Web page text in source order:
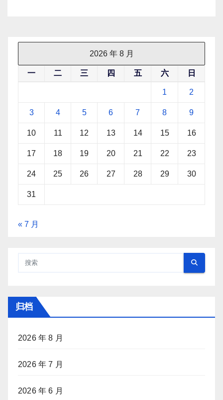
2026 年 8 月
一 二 三 四 五 六 日
1 2
3 4 5 6 7 8 9
10 11 12 13 14 15 16
17 18 19 20 21 22 23
24 25 26 27 28 29 30
31
« 7 月
归档
2026 年 8 月
2026 年 7 月
2026 年 6 月